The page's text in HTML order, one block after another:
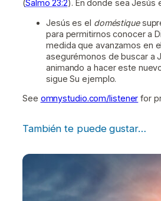
(Salmo 23:2). En donde sea Jesús
Jesús es el doméstique
para permitirnos conocer a
medida que avanzamos en
asegurémonos de buscar a
animando a hacer este
sigue Su ejemplo.
See omnystudio.com/listener for
También te puede gustar…